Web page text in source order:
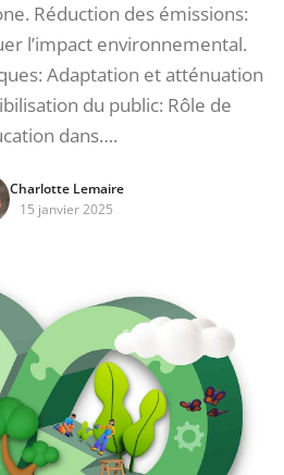
Réduction des émissions:
l’impact environnemental.
Adaptation et atténuation
du public: Rôle de
dans….
Charlotte Lemaire
15 janvier 2025